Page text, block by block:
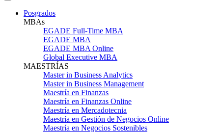
Posgrados
MBAs
EGADE Full-Time MBA
EGADE MBA
EGADE MBA Online
Global Executive MBA
MAESTRÍAS
Master in Business Analytics
Master in Business Management
Maestría en Finanzas
Maestría en Finanzas Online
Maestría en Mercadotecnia
Maestría en Gestión de Negocios Online
Maestría en Negocios Sostenibles